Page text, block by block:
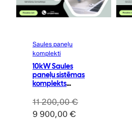
Saules paneļu
komplekti
10kW Saules
paneļu sistēmas
komplekts
Smart”
11 200,00€
Original
9 900,00 €